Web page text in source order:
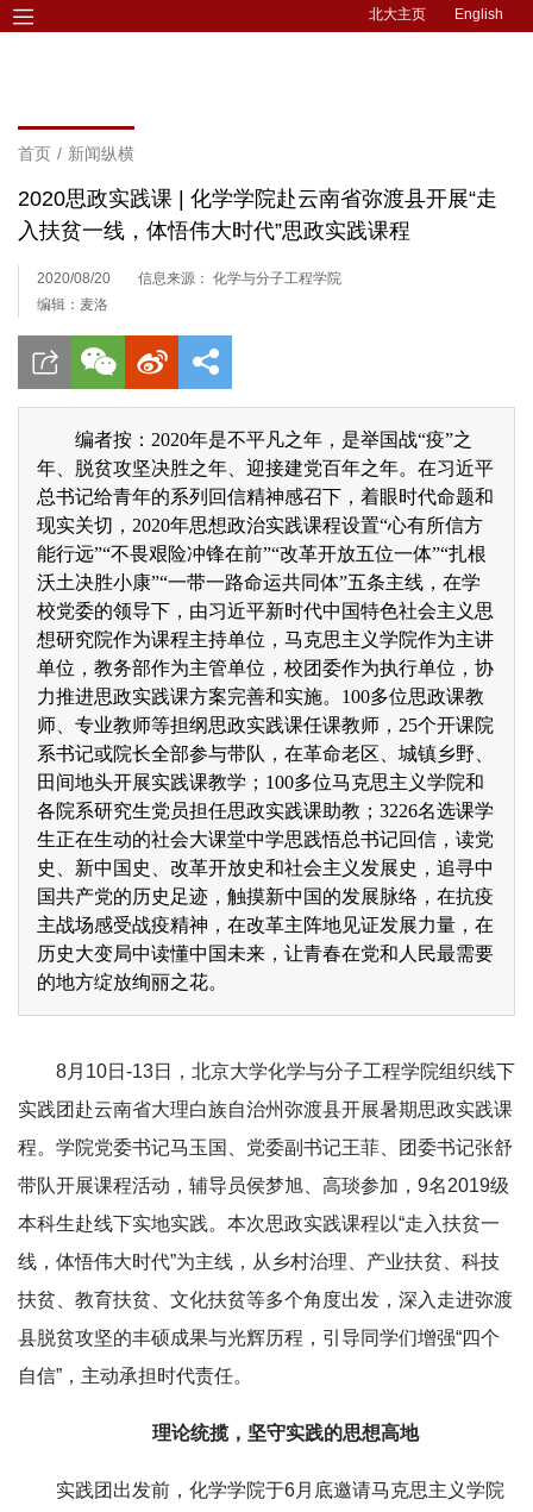
北大主页 English
首页 / 新闻纵横
2020思政实践课 | 化学学院赴云南省弥渡县开展“走
入扶贫一线，体悟伟大时代”思政实践课程
2020/08/20
信息来源： 化学与分子工程学院
编辑：麦洛
编者按：2020年是不平凡之年，是举国战“疫”之
年、脱贫攻坚决胜之年、迎接建党百年之年。在习近平
总书记给青年的系列回信精神感召下，着眼时代命题和
现实关切，2020年思想政治实践课程设置“心有所信方
能行远”“不畏艰险冲锋在前”“改革开放五位一体”“扎根
沃土决胜小康”“一带一路命运共同体”五条主线，在学
校党委的领导下，由习近平新时代中国特色社会主义思
想研究院作为课程主持单位，马克思主义学院作为主讲
单位，教务部作为主管单位，校团委作为执行单位，协
力推进思政实践课方案完善和实施。100多位思政课教
师、专业教师等担纲思政实践课任课教师，25个开课院
系书记或院长全部参与带队，在革命老区、城镇乡野、
田间地头开展实践课教学；100多位马克思主义学院和
各院系研究生党员担任思政实践课助教；3226名选课学
生正在生动的社会大课堂中学思践悟总书记回信，读党
史、新中国史、改革开放史和社会主义发展史，追寻中
国共产党的历史足迹，触摸新中国的发展脉络，在抗疫
主战场感受战疫精神，在改革主阵地见证发展力量，在
历史大变局中读懂中国未来，让青春在党和人民最需要
的地方绽放绚丽之花。
8月10日-13日，北京大学化学与分子工程学院组织线下
实践团赴云南省大理白族自治州弥渡县开展暑期思政实践课
程。学院党委书记马玉国、党委副书记王菲、团委书记张舒
带队开展课程活动，辅导员侯梦旭、高琰参加，9名2019级
本科生赴线下实地实践。本次思政实践课程以“走入扶贫一
线，体悟伟大时代”为主线，从乡村治理、产业扶贫、科技
扶贫、教育扶贫、文化扶贫等多个角度出发，深入走进弥渡
县脱贫攻坚的丰硕成果与光辉历程，引导同学们增强“四个
自信”，主动承担时代责任。
理论统揽，坚守实践的思想高地
实践团出发前，化学学院于6月底邀请马克思主义学院